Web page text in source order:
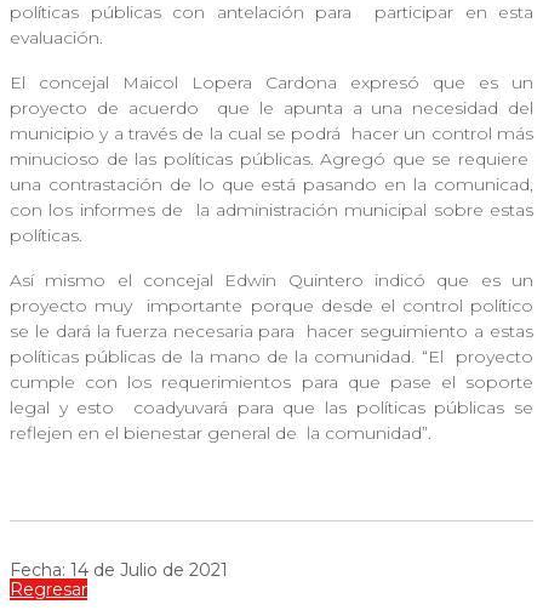
políticas públicas con antelación para
participar en esta
evaluación.
El concejal Maicol Lopera Cardona expresó que es un
proyecto de acuerdo
que le apunta a una necesidad del
municipio y a través de la cual se podrá
hacer un control más
minucioso de las políticas públicas. Agregó que se requiere
una contrastación de lo que está pasando en la comunicad,
con los informes de
la administración municipal sobre estas
políticas.
Así mismo el concejal Edwin Quintero indicó que es un
proyecto muy
importante porque desde el control político
se le dará la fuerza necesaria para
hacer seguimiento a estas
políticas públicas de la mano de la comunidad. “El
proyecto
cumple con los requerimientos para que pase el soporte
legal y esto
coadyuvará para que las políticas públicas se
reflejen en el bienestar general de la comunidad”.
Fecha: 14 de Julio de 2021
Regresar